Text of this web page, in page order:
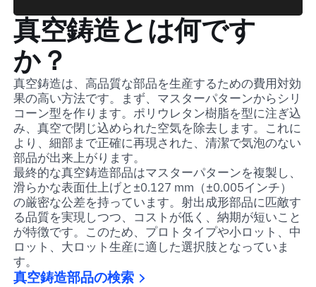
真空鋳造とは何です
か？
真空鋳造は、高品質な部品を生産するための費用対効
果の高い方法です。まず、マスターパターンからシリ
コーン型を作ります。ポリウレタン樹脂を型に注ぎ込
み、真空で閉じ込められた空気を除去します。これに
より、細部まで正確に再現された、清潔で気泡のない
部品が出来上がります。
最終的な真空鋳造部品はマスターパターンを複製し、
滑らかな表面仕上げと±0.127 mm（±0.005インチ）
の厳密な公差を持っています。射出成形部品に匹敵す
る品質を実現しつつ、コストが低く、納期が短いこと
が特徴です。このため、プロトタイプや小ロット、中
ロット、大ロット生産に適した選択肢となっていま
す。
真空鋳造部品の検索